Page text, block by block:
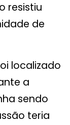
resistiu
de
localizado
a
sendo
teria